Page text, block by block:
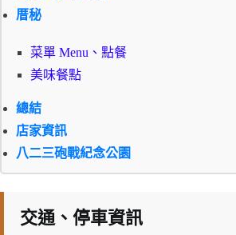
厝秘
菜單 Menu、點餐
美味餐點
總結
店家資訊
八二三砲戰紀念公園
交通、停車資訊